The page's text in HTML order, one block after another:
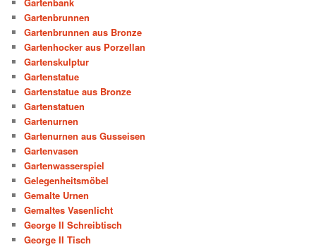
Gartenbrunnen
Gartenbrunnen aus Bronze
Gartenhocker aus Porzellan
Gartenskulptur
Gartenstatue
Gartenstatue aus Bronze
Gartenstatuen
Gartenurnen
Gartenurnen aus Gusseisen
Gartenvasen
Gartenwasserspiel
Gelegenheitsmöbel
Gemalte Urnen
Gemaltes Vasenlicht
George II Schreibtisch
George II Tisch